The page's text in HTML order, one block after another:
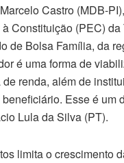
Castro (MDB-
Constituição (PEC) da
de Bolsa Família, da
é uma forma de
renda, além de
Esse é um
Lula da Silva (PT).
limita o crescimento